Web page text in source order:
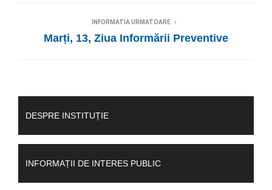
INFORMATIA URMATOARE
Marți, 13, Ziua Informării Preventive
DESPRE INSTITUȚIE
INFORMAȚII DE INTERES PUBLIC